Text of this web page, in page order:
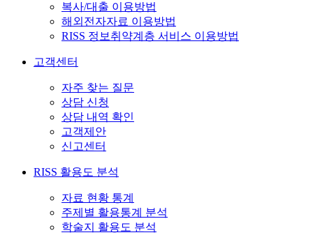
복사/대출 이용방법
해외전자자료 이용방법
RISS 정보취약계층 서비스 이용방법
고객센터
자주 찾는 질문
상담 신청
상담 내역 확인
고객제안
신고센터
RISS 활용도 분석
자료 현황 통계
주제별 활용통계 분석
학술지 활용도 분석